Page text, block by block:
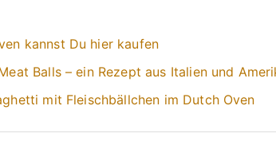
kannst Du hier kaufen
Balls – ein Rezept aus Italien und
mit Fleischbällchen im Dutch Oven